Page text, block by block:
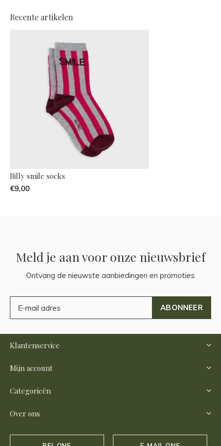
Recente artikelen
Billy smile socks
€9,00
Meld je aan voor onze nieuwsbrief
Ontvang de nieuwste aanbiedingen en promoties
ABONNEER
Klantenservice
Mijn account
Categorieën
Over ons